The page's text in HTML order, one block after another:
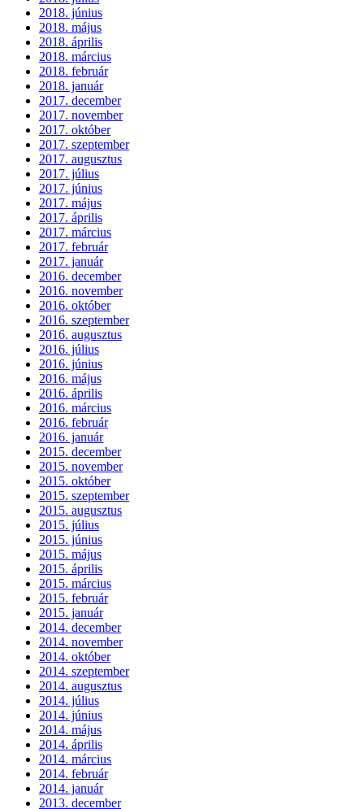
2018. június
2018. május
2018. április
2018. március
2018. február
2018. január
2017. december
2017. november
2017. október
2017. szeptember
2017. augusztus
2017. július
2017. június
2017. május
2017. április
2017. március
2017. február
2017. január
2016. december
2016. november
2016. október
2016. szeptember
2016. augusztus
2016. július
2016. június
2016. május
2016. április
2016. március
2016. február
2016. január
2015. december
2015. november
2015. október
2015. szeptember
2015. augusztus
2015. július
2015. június
2015. május
2015. április
2015. március
2015. február
2015. január
2014. december
2014. november
2014. október
2014. szeptember
2014. augusztus
2014. július
2014. június
2014. május
2014. április
2014. március
2014. február
2014. január
2013. december